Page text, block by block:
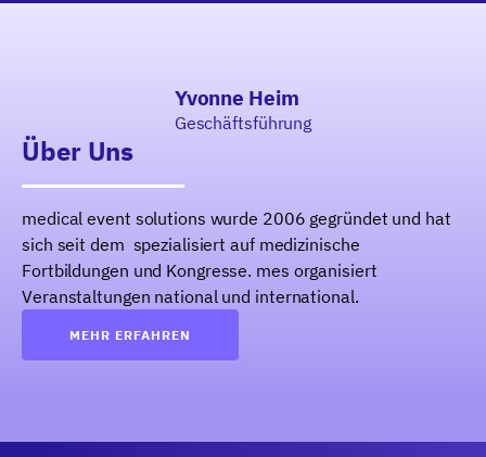
Yvonne Heim
Geschäftsführung
Über Uns
medical event solutions wurde 2006 gegründet und hat
sich seit dem spezialisiert auf medizinische
Fortbildungen und Kongresse. mes organisiert
Veranstaltungen national und international.
MEHR ERFAHREN